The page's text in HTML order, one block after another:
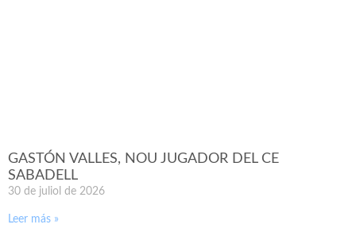
GASTÓN VALLES, NOU JUGADOR DEL CE
SABADELL
30 de juliol de 2026
Leer más »